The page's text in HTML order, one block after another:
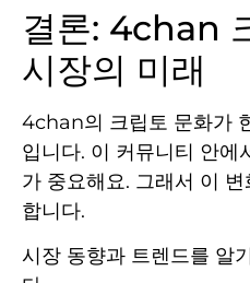
결론: 4chan
시장의 미래
4chan의 크립토 문화가
입니다. 이 커뮤니티 안에
가 중요해요. 그래서 이
합니다.
시장 동향과 트렌드를 알